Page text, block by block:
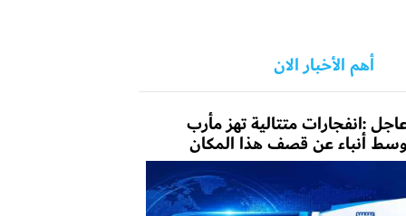
أهم الأخبار الان
:انفجارات متتالية تهز مأرب
وسط أنباء عن قصف هذا المكان